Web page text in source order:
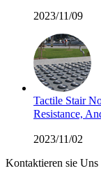
2023/11/09
Tactile Stair
Resistance,
2023/11/02
Kontaktieren sie Uns